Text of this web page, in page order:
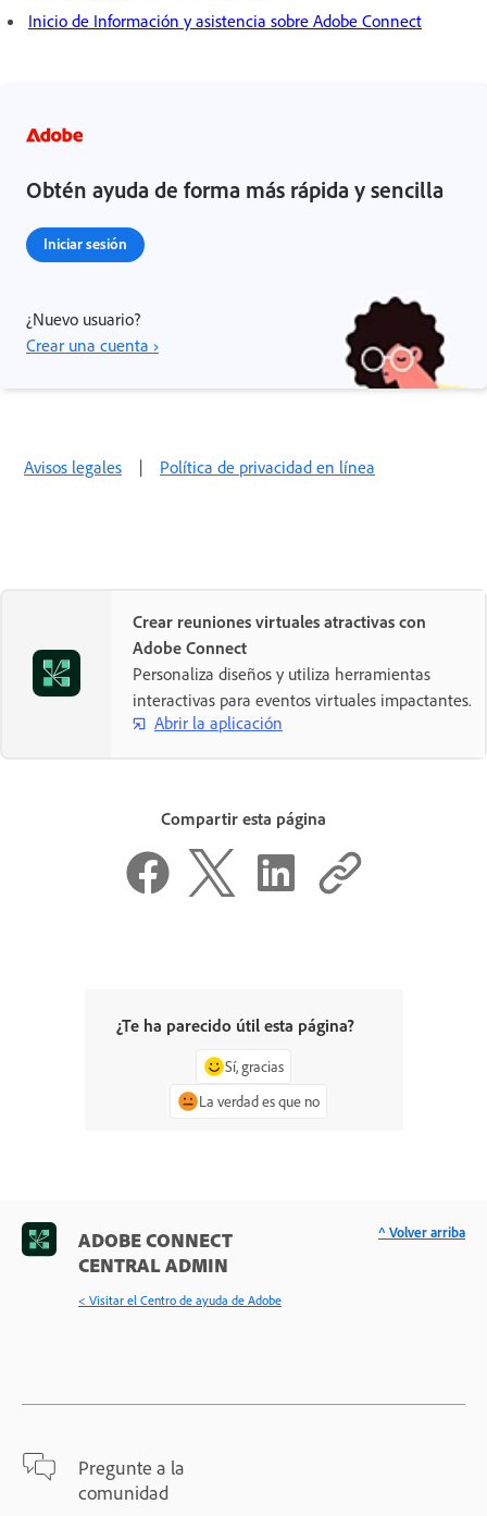
Inicio de Información y asistencia sobre Adobe Connect
Obtén ayuda de forma más rápida y sencilla
Iniciar sesión
¿Nuevo usuario?
Crear una cuenta ›
Avisos legales | Política de privacidad en línea
Crear reuniones virtuales atractivas con
Adobe Connect
Personaliza diseños y utiliza herramientas
interactivas para eventos virtuales impactantes.
Abrir la aplicación
Compartir esta página
¿Te ha parecido útil esta página?
Sí, gracias
La verdad es que no
ADOBE CONNECT
CENTRAL ADMIN
< Visitar el Centro de ayuda de Adobe
Pregunte a la
comunidad
^ Volver arriba